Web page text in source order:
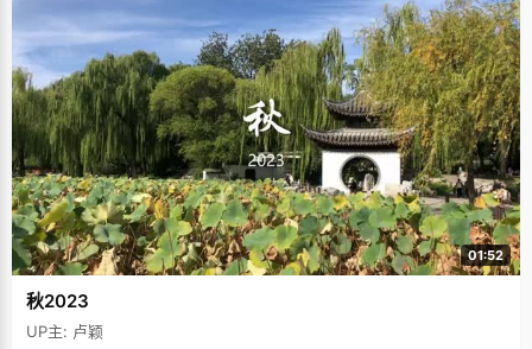
01:52
秋2023
UP主: 卢颖